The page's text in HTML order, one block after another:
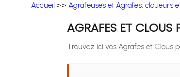
Accueil >> Agrafeuses et Agrafes, cloueurs
AGRAFES ET CLOUS
Trouvez ici vos Agrafes et Clous